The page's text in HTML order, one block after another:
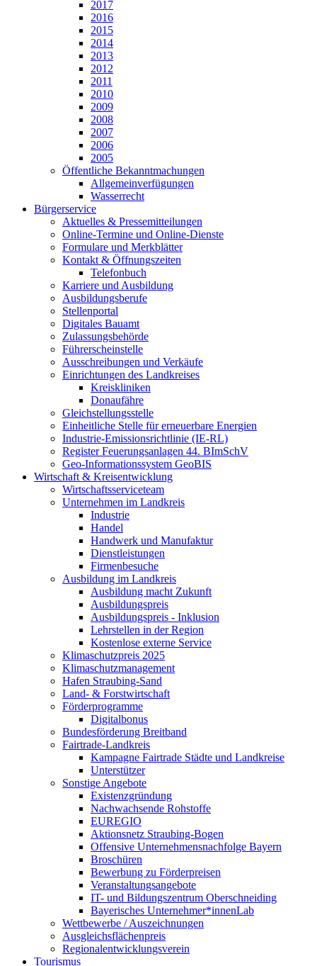
2017
2016
2015
2014
2013
2012
2011
2010
2009
2008
2007
2006
2005
Öffentliche Bekanntmachungen
Allgemeinverfügungen
Wasserrecht
Bürgerservice
Aktuelles & Pressemitteilungen
Online-Termine und Online-Dienste
Formulare und Merkblätter
Kontakt & Öffnungszeiten
Telefonbuch
Karriere und Ausbildung
Ausbildungsberufe
Stellenportal
Digitales Bauamt
Zulassungsbehörde
Führerscheinstelle
Ausschreibungen und Verkäufe
Einrichtungen des Landkreises
Kreiskliniken
Donaufähre
Gleichstellungsstelle
Einheitliche Stelle für erneuerbare Energien
Industrie-Emissionsrichtlinie (IE-RL)
Register Feuerungsanlagen 44. BImSchV
Geo-Informationssystem GeoBIS
Wirtschaft & Kreisentwicklung
Wirtschaftsserviceteam
Unternehmen im Landkreis
Industrie
Handel
Handwerk und Manufaktur
Dienstleistungen
Firmenbesuche
Ausbildung im Landkreis
Ausbildung macht Zukunft
Ausbildungspreis
Ausbildungspreis - Inklusion
Lehrstellen in der Region
Kostenlose externe Service
Klimaschutzpreis 2025
Klimaschutzmanagement
Hafen Straubing-Sand
Land- & Forstwirtschaft
Förderprogramme
Digitalbonus
Bundesförderung Breitband
Fairtrade-Landkreis
Kampagne Fairtrade Städte und Landkreise
Unterstützer
Sonstige Angebote
Existenzgründung
Nachwachsende Rohstoffe
EUREGIO
Aktionsnetz Straubing-Bogen
Offensive Unternehmensnachfolge Bayern
Broschüren
Bewerbung zu Förderpreisen
Veranstaltungsangebote
IT- und Bildungszentrum Oberschneiding
Bayerisches Unternehmer*innenLab
Wettbewerbe / Auszeichnungen
Ausgleichsflächenpreis
Regionalentwicklungsverein
Tourismus